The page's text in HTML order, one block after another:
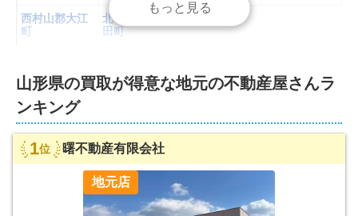
西村山郡大江
町
北村山郡大石
田町
もっと見る
の不動産屋さんランキングを見る
米沢市
東置賜郡川西
町
西置賜郡小国
町
もっと見る
庄内
の不動産屋さんランキングを見る
もっと見る
もっと見る
山形県の買取が得意な地元の不動産屋さんラ
ンキング
1位 曙不動産有限会社
地元店